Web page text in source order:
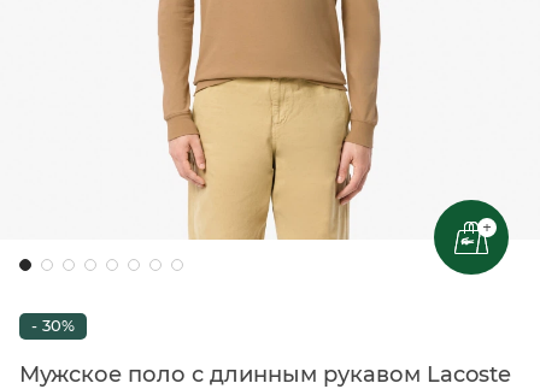
+
- 30%
Мужское поло с длинным рукавом Lacoste